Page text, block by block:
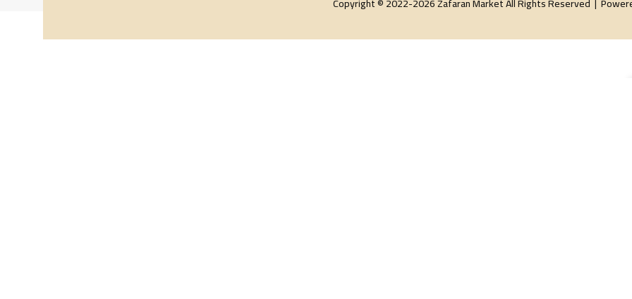
Copyright © 2022-2026 Zafaran Market All Rights Reserved |